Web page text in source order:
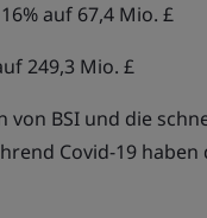
auf 67,4 Mio. £
249,3 Mio. £
von BSI und die
Covid-19